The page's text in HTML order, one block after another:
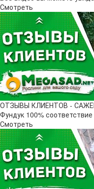
Смотреть
ОТЗЫВЫ КЛИЕНТОВ -
Фундук 100% соответствие
Смотреть